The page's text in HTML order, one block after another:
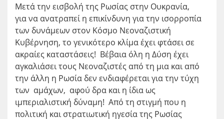
Μετά την εισβολή της Ρωσίας στην Ουκρανία,
για να ανατραπεί η επικίνδυνη για την ισορροπία
των δυνάμεων στον Κόσμο Νεοναζιστική
Κυβέρνηση, το γενικότερο κλίμα έχει φτάσει σε
ακραίες καταστάσεις! Βέβαια όλη η Δύση έχει
αγκαλιάσει τους Νεοναζιστές από τη μια και από
την άλλη η Ρωσία δεν ενδιαφέρεται για την τύχη
των αμάχων, αφού δρα και η ίδια ως
ιμπεριαλιστική δύναμη! Από τη στιγμή που η
πολιτική και στρατιωτική ηγεσία της Ρωσίας